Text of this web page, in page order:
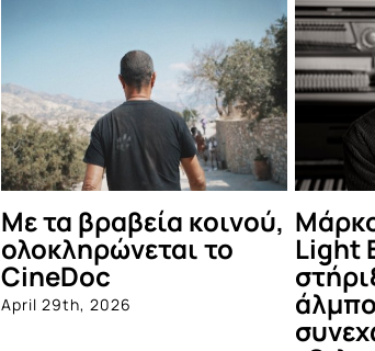
Μάρκος Χαϊδεμένος –
Light Beam: Καμπάνια
στήριξης για το νέο
άλμπουμ ενός